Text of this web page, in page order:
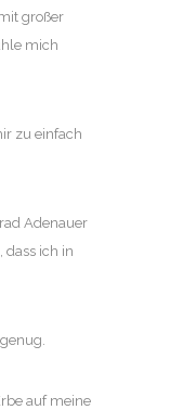
großer
mich
zu einfach
Adenauer
dass ich in
auf meine